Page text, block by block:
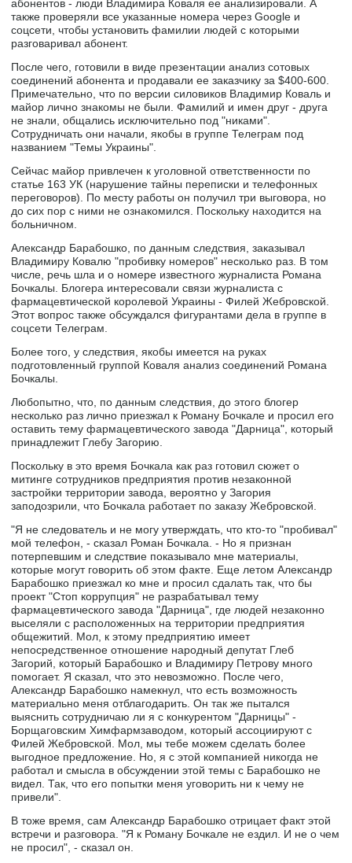
абонентов - люди Владимира Коваля ее анализировали. А
также проверяли все указанные номера через Google и
соцсети, чтобы установить фамилии людей с которыми
разговаривал абонент.
После чего, готовили в виде презентации анализ сотовых
соединений абонента и продавали ее заказчику за $400-600.
Примечательно, что по версии силовиков Владимир Коваль и
майор лично знакомы не были. Фамилий и имен друг - друга
не знали, общались исключительно под "никами".
Сотрудничать они начали, якобы в группе Телеграм под
названием "Темы Украины".
Сейчас майор привлечен к уголовной ответственности по
статье 163 УК (нарушение тайны переписки и телефонных
переговоров). По месту работы он получил три выговора, но
до сих пор с ними не ознакомился. Поскольку находится на
больничном.
Александр Барабошко, по данным следствия, заказывал
Владимиру Ковалю "пробивку номеров" несколько раз. В том
числе, речь шла и о номере известного журналиста Романа
Бочкалы. Блогера интересовали связи журналиста с
фармацевтической королевой Украины - Филей Жебровской.
Этот вопрос также обсуждался фигурантами дела в группе в
соцсети Телеграм.
Более того, у следствия, якобы имеется на руках
подготовленный группой Коваля анализ соединений Романа
Бочкалы.
Любопытно, что, по данным следствия, до этого блогер
несколько раз лично приезжал к Роману Бочкале и просил его
оставить тему фармацевтического завода "Дарница", который
принадлежит Глебу Загорию.
Поскольку в это время Бочкала как раз готовил сюжет о
митинге сотрудников предприятия против незаконной
застройки территории завода, вероятно у Загория
заподозрили, что Бочкала работает по заказу Жебровской.
"Я не следователь и не могу утверждать, что кто-то "пробивал"
мой телефон, - сказал Роман Бочкала. - Но я признан
потерпевшим и следствие показывало мне материалы,
которые могут говорить об этом факте. Еще летом Александр
Барабошко приезжал ко мне и просил сдалать так, что бы
проект "Стоп коррупция" не разрабатывал тему
фармацевтического завода "Дарница", где людей незаконно
выселяли с расположенных на территории предприятия
общежитий. Мол, к этому предприятию имеет
непосредственное отношение народный депутат Глеб
Загорий, который Барабошко и Владимиру Петрову много
помогает. Я сказал, что это невозможно. После чего,
Александр Барабошко намекнул, что есть возможность
материально меня отблагодарить. Он так же пытался
выяснить сотрудничаю ли я с конкурентом "Дарницы" -
Борщаговским Химфармзаводом, который ассоциируют с
Филей Жебровской. Мол, мы тебе можем сделать более
выгодное предложение. Но, я с этой компанией никогда не
работал и смысла в обсуждении этой темы с Барабошко не
видел. Так, что его попытки меня уговорить ни к чему не
привели".
В тоже время, сам Александр Барабошко отрицает факт этой
встречи и разговора. "Я к Роману Бочкале не ездил. И не о чем
не просил", - сказал он.